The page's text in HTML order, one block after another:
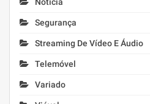
Segurança
Streaming De Vídeo E Áudio
Telemóvel
Variado